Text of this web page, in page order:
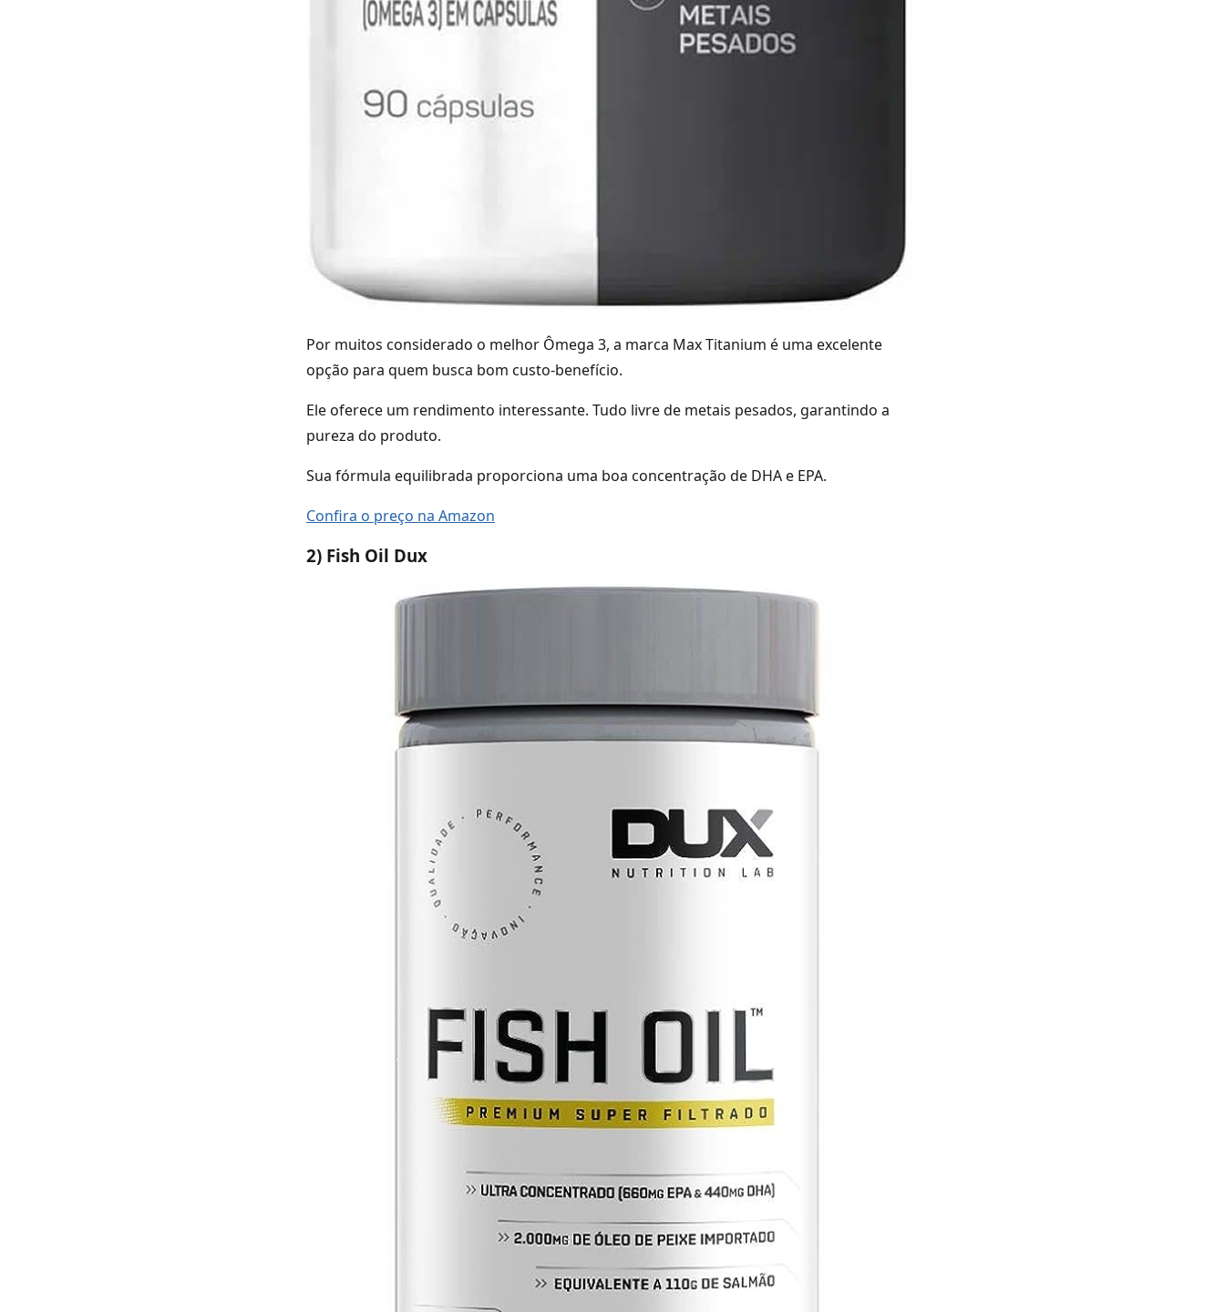
Por muitos considerado o melhor Ômega 3, a marca Max Titanium é uma excelente
opção para quem busca bom custo-benefício.
Ele oferece um rendimento interessante. Tudo livre de metais pesados, garantindo a
pureza do produto.
Sua fórmula equilibrada proporciona uma boa concentração de DHA e EPA.
Confira o preço na Amazon
2) Fish Oil Dux